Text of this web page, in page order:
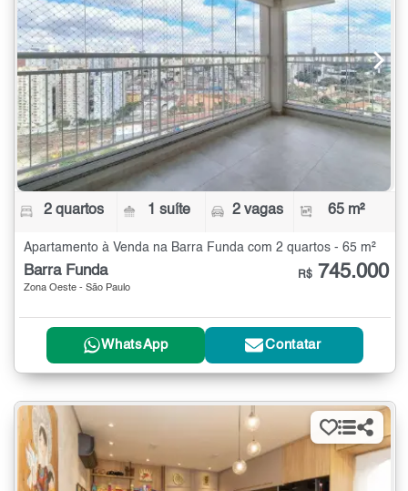
2 quartos 1 suíte 2 vagas 65 m²
Apartamento à Venda na Barra Funda com 2 quartos - 65 m²
Barra Funda
Zona Oeste - São Paulo
R$ 745.000
WhatsApp Contatar